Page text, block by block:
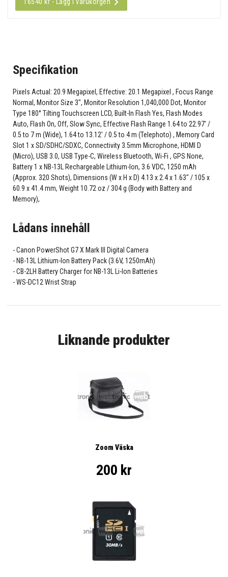
Specifikation
Pixels Actual: 20.9 Megapixel, Effective: 20.1 Megapixel , Focus Range
Normal, Monitor Size 3", Monitor Resolution 1,040,000 Dot, Monitor
Type 180° Tilting Touchscreen LCD, Built-In Flash Yes, Flash Modes
Auto, Flash On, Off, Slow Sync, Effective Flash Range 1.64 to 22.97' /
0.5 to 7 m (Wide), 1.64 to 13.12' / 0.5 to 4 m (Telephoto) , Memory Card
Slot 1 x SD/SDHC/SDXC, Connectivity 3.5mm Microphone, HDMI D
(Micro), USB 3.0, USB Type-C, Wireless Bluetooth, Wi-Fi , GPS None,
Battery 1 x NB-13L Rechargeable Lithium-Ion, 3.6 VDC, 1250 mAh
(Approx. 320 Shots), Dimensions (W x H x D) 4.13 x 2.4 x 1.63" / 105 x
60.9 x 41.4 mm, Weight 10.72 oz / 304 g (Body with Battery and
Memory),
Lådans innehåll
Canon PowerShot G7 X Mark III Digital Camera
NB-13L Lithium-Ion Battery Pack (3.6V, 1250mAh)
CB-2LH Battery Charger for NB-13L Li-Ion Batteries
WS-DC12 Wrist Strap
Liknande produkter
Zoom Väska
200 kr